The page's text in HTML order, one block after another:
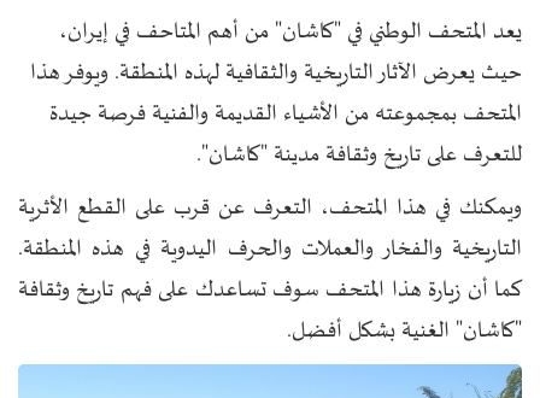
يعد المتحف الوطني في "كاشان" من أهم المتاحف في إيران،
حيث يعرض الآثار التاريخية والثقافية لهذه المنطقة. ويوفر هذا
المتحف بمجموعته من الأشياء القديمة والفنية فرصة جيدة
للتعرف على تاريخ وثقافة مدينة "كاشان".
ويمكنك في هذا المتحف، التعرف عن قرب على القطع الأثرية
التاريخية والفخار والعملات والحرف اليدوية في هذه المنطقة.
كما أن زيارة هذا المتحف سوف تساعدك على فهم تاريخ وثقافة
"كاشان" الغنية بشكل أفضل.